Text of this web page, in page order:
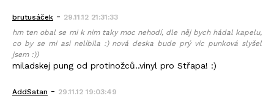
brutusáček - 29.11.12 21:31:33
hm ten obal se mi k nim taky moc nehodí, dle něj bych hádal kapelu,
co by se mi asi nelíbila :) nová deska bude prý víc punková slyšel
jsem :))
miladskej pung od protinožců..vinyl pro Střapa! :)
AddSatan - 29.11.12 19:03:49